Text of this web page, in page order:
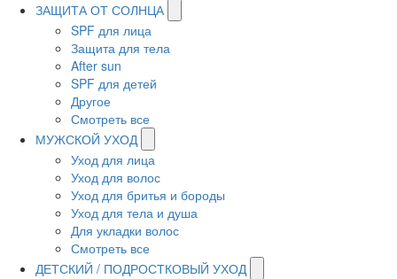
ЗАЩИТА ОТ СОЛНЦА
SPF для лица
Защита для тела
After sun
SPF для детей
Другое
Смотреть все
МУЖСКОЙ УХОД
Уход для лица
Уход для волос
Уход для бритья и бороды
Уход для тела и душа
Для укладки волос
Смотреть все
ДЕТСКИЙ / ПОДРОСТКОВЫЙ УХОД